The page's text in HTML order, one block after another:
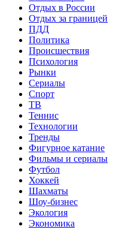
Отдых в России
Отдых за границей
ПДД
Политика
Происшествия
Психология
Рынки
Сериалы
Спорт
ТВ
Теннис
Технологии
Тренды
Фигурное катание
Фильмы и сериалы
Футбол
Хоккей
Шахматы
Шоу-бизнес
Экология
Экономика